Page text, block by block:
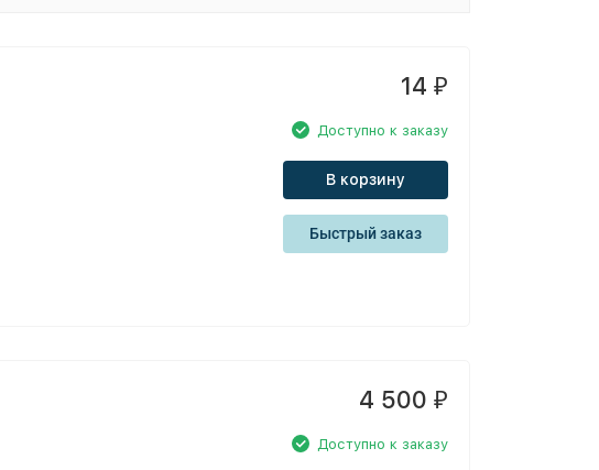
14 ₽
Доступно к заказу
В корзину
Быстрый заказ
4 500 ₽
Доступно к заказу